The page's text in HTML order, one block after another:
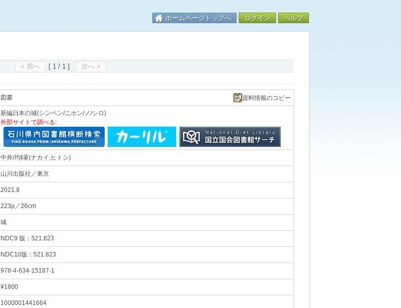
ホームページトップへ ログイン ヘルプ
< 前へ [ 1 / 1 ] 次へ >
図書 資料情報のコピー
新編日本の城(シンペン/ニホン/ノ/シロ)
外部サイトで調べる:
中井/均‖著(ナカイ,ヒトシ)
山川出版社／東京
2021.8
223p／26cm
城
NDC9 版：521.823
NDC10版：521.823
978-4-634-15187-1
¥1800
1000001441664